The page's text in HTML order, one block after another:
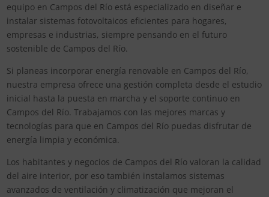
equipo en Campos del Río está especializado en diseñar e
instalar sistemas fotovoltaicos eficientes para hogares,
empresas e industrias, siempre pensando en el futuro
sostenible de Campos del Río.
Si planeas incorporar energía renovable en Campos del Río,
nuestra empresa ofrece una gestión completa desde el estudio
inicial hasta la puesta en marcha y el soporte continuo en
Campos del Río. Trabajamos con las mejores marcas y
tecnologías para que en Campos del Río puedas disfrutar de
energía limpia y económica.
Los habitantes y negocios de Campos del Río valoran la calidad
del aire interior, por eso también instalamos sistemas
avanzados de ventilación y climatización que mejoran el